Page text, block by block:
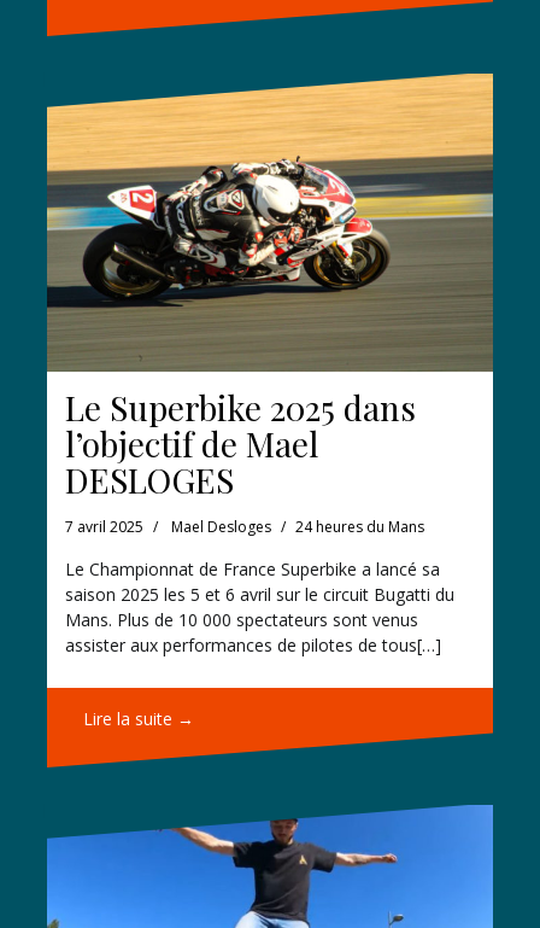
Le Superbike 2025 dans
l’objectif de Mael
DESLOGES
7 avril 2025 Mael Desloges 24 heures du Mans
Le Championnat de France Superbike a lancé sa
saison 2025 les 5 et 6 avril sur le circuit Bugatti du
Mans. Plus de 10 000 spectateurs sont venus
assister aux performances de pilotes de tous[…]
Lire la suite →